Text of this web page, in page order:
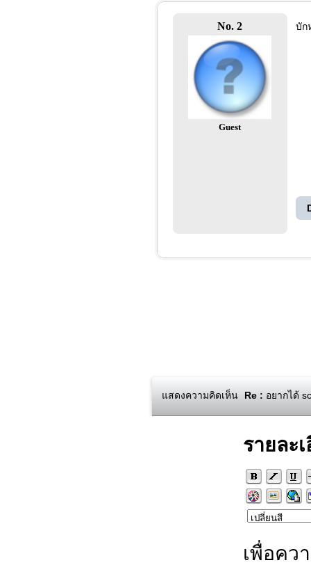
No. 2
Guest
บัก
แสดงความคิดเห็น Re : อยากได้
รายละ
เพื่อคว